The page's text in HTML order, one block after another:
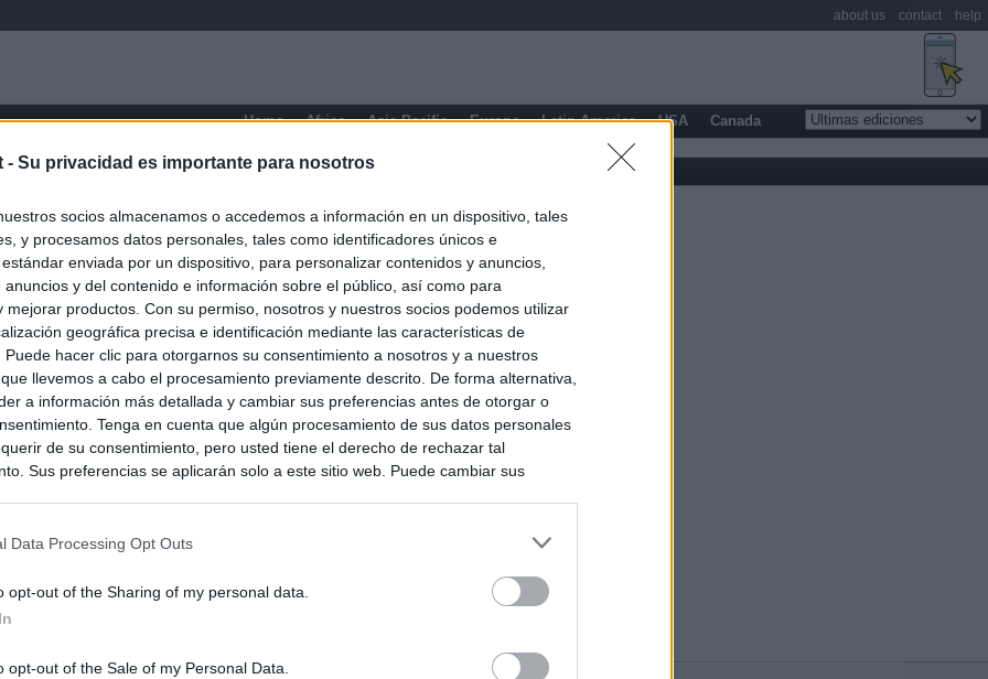
- Su privacidad es importante para nosotros
socios almacenamos o accedemos a información en un dispositivo, tales
y procesamos datos personales, tales como identificadores únicos e
enviada por un dispositivo, para personalizar contenidos y anuncios,
anuncios y del contenido e información sobre el público, así como para
mejorar productos. Con su permiso, nosotros y nuestros socios podemos utilizar
geográfica precisa e identificación mediante las características de
Puede hacer clic para otorgarnos su consentimiento a nosotros y a nuestros
llevemos a cabo el procesamiento previamente descrito. De forma alternativa,
a información más detallada y cambiar sus preferencias antes de otorgar o
Tenga en cuenta que algún procesamiento de sus datos personales
de su consentimiento, pero usted tiene el derecho de rechazar tal
Sus preferencias se aplicarán solo a este sitio web. Puede cambiar sus
Data Processing Opt Outs
opt-out of the Sharing of my personal data.
opt-out of the Sale of my Personal Data.
Home Africa Asia-Pacific Europe Latin America USA Canada
Ontario
about us contact help